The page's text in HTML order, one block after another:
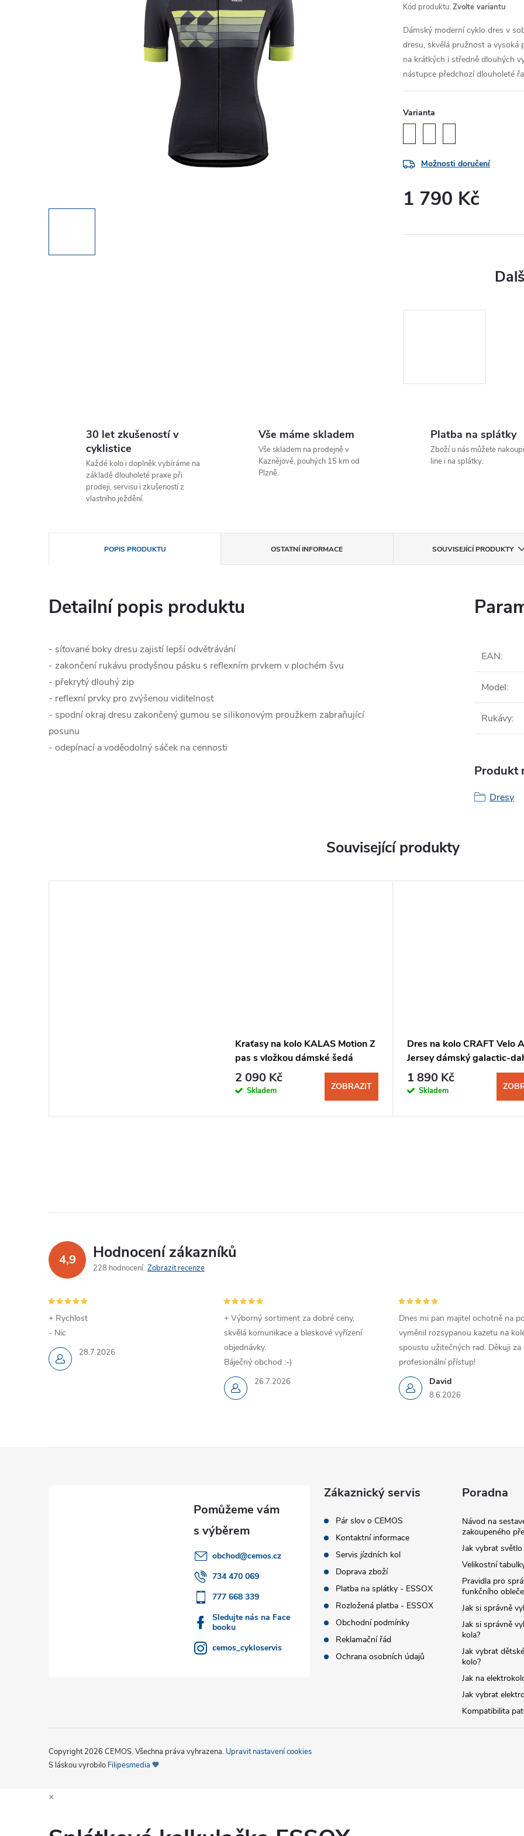
Kód produktu: Zvolte variantu
Dámský moderní cyklo dres v
dresu, skvělá pružnost a
na krátkých i středně dlouhých
nástupce předchozí dlouholeté
Varianta
Možnosti doručení
1 790 Kč
30 let zkušeností v
cyklistice
Každé kolo i doplněk vybíráme na
základě dlouholeté praxe při
prodeji, servisu i zkušeností z
vlastního ježdění.
Vše máme skladem
Vše skladem na prodejně v
Kaznějově, pouhých 15 km od
Plzně.
Platba na splátky
Zboží u nás můžete
line i na splátky.
POPIS PRODUKTU OSTATNÍ INFORMACE SOUVISEJÍCÍ PRODUKTY
Detailní popis produktu
- síťované boky dresu zajistí lepší odvětrávání
- zakončení rukávu prodyšnou pásku s reflexním prvkem v plochém švu
- překrytý dlouhý zip
- reflexní prvky pro zvýšenou viditelnost
- spodní okraj dresu zakončený gumou se silikonovým proužkem zabraňující
posunu
- odepínací a voděodolný sáček na cennosti
EAN:
Model:
Rukávy:
Produkt
Dresy
Související produkty
Kraťasy na kolo KALAS Motion Z
pas s vložkou dámské šedá
2 090 Kč
Skladem ZOBRAZIT
Dres na kolo CRAFT Velo
Jersey dámský galactic-
1 890 Kč
Skladem
4,9 Hodnocení zákazníků
228 hodnocení Zobrazit recenze
28.7.2026
+ Rychlost
- Nic
26.7.2026
+ Výborný sortiment za dobré ceny,
skvělá komunikace a bleskové vyřízení
objednávky.
Báječný obchod :-)
David
8.6.2026
Dnes mi pan majitel ochotně na
vyměnil rozsypanou kazetu na
spoustu užitečných rad. Děkuji za
profesionální přístup!
obchod@cemos.cz
734 470 069
777 668 339
Sledujte nás na Face
booku
cemos_cykloservis
Zákaznický servis
Pár slov o CEMOS
Kontaktní informace
Servis jízdních kol
Doprava zboží
Platba na splátky - ESSOX
Rozložená platba - ESSOX
Obchodní podmínky
Reklamační řád
Ochrana osobních údajů
Poradna
Návod na
zakoupeného
Jak vybrat
Velikostní
Pravidla pro
funkčního
Jak si správně
Jak si správně
kola?
Jak vybrat
kolo?
Jak na
Jak vybrat
Kompatibilita
Copyright 2026 CEMOS. Všechna práva vyhrazena. Upravit nastavení cookies
S láskou vyrobilo Filipesmedia 🧡
×